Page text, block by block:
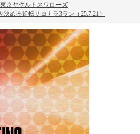
東京ヤクルトスワローズ
決める逆転サヨナラ3ラン（25.7.21）